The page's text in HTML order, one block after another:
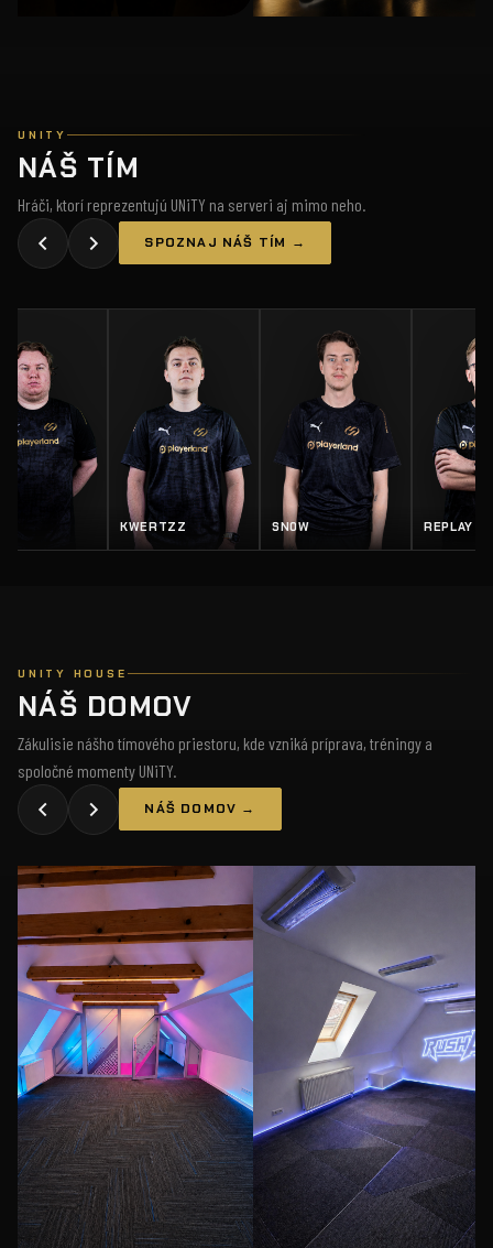
UNITY
NÁŠ TÍM
Hráči, ktorí reprezentujú UNiTY na serveri aj mimo neho.
SPOZNAJ NÁŠ TÍM →
SN0W REPLAY SALTY
UNITY HOUSE
NÁŠ DOMOV
Zákulisie nášho tímového priestoru, kde vzniká príprava, tréningy a
spoločné momenty UNiTY.
NÁŠ DOMOV →